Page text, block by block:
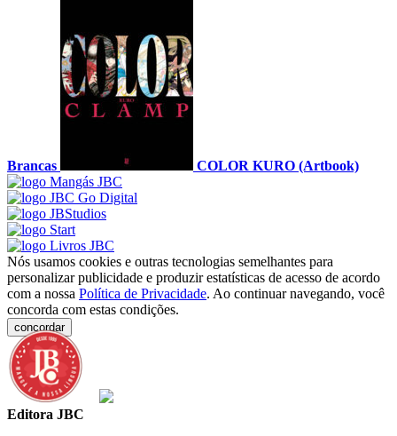
Brancas COLOR KURO (Artbook)
Nós usamos cookies e outras tecnologias semelhantes para
personalizar publicidade e produzir estatísticas de acesso de acordo
com a nossa Política de Privacidade. Ao continuar navegando, você
concorda com estas condições.
concordar
Editora JBC